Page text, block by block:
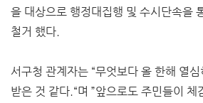
을 대상으로 행정대집행 및 수시단속을
철거 했다.
서구청 관계자는 “무엇보다 올 한해 열
받은 것 같다.“며 ”앞으로도 주민들이